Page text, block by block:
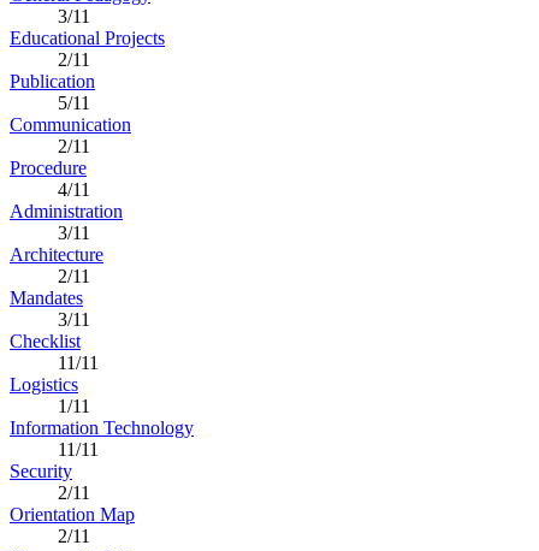
3/11
Educational Projects
2/11
Publication
5/11
Communication
2/11
Procedure
4/11
Administration
3/11
Architecture
2/11
Mandates
3/11
Checklist
11/11
Logistics
1/11
Information Technology
11/11
Security
2/11
Orientation Map
2/11